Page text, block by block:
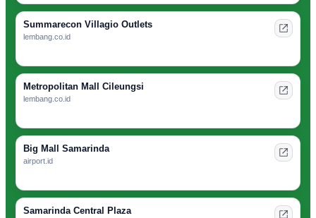
Summarecon Villagio Outlets
lembang.co.id
Metropolitan Mall Cileungsi
lembang.co.id
Big Mall Samarinda
airport.id
Samarinda Central Plaza